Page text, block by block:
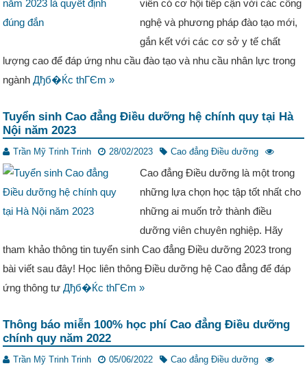
viên có cơ hội tiếp cận với các công
nghệ và phương pháp đào tạo mới,
gắn kết với các cơ sở y tế chất
lượng cao để đáp ứng nhu cầu đào tạo và nhu cầu nhân lực trong
ngànhДђб�Ќc thГЄm »
Tuyển sinh Cao đẳng Điều dưỡng hệ chính quy tại Hà
Nội năm 2023
Trần Mỹ Trinh Trinh 28/02/2023 Cao đẳng Điều dưỡng
Cao đẳng Điều dưỡng là một trong
những lựa chọn học tập tốt nhất cho
những ai muốn trở thành điều
dưỡng viên chuyên nghiệp. Hãy
tham khảo thông tin tuyển sinh Cao đẳng Điều dưỡng 2023 trong
bài viết sau đây! Học liên thông Điều dưỡng hệ Cao đẳng để đáp
ứng thông tưДђб�Ќc thГЄm »
Thông báo miễn 100% học phí Cao đẳng Điều dưỡng
chính quy năm 2022
Trần Mỹ Trinh Trinh 05/06/2022 Cao đẳng Điều dưỡng